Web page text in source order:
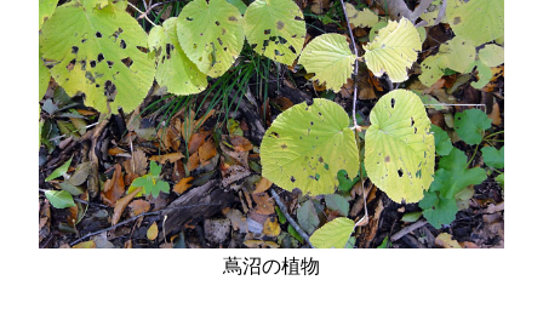
蔦沼の植物